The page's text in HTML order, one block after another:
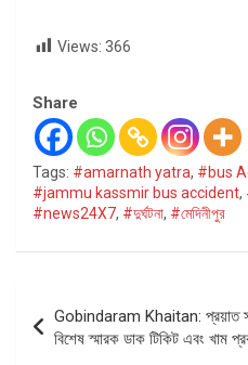
Views: 366
Share
Tags: #amarnath yatra, #bus
#jammu kassmir bus accident,
#news24X7, #দুর্ঘটনা, #মেদিনীপুর
Post
navigation
Gobindaram Khaitan: প্রয়াত
বিশেষ স্মারক ডাক টিকিট এবং খাম